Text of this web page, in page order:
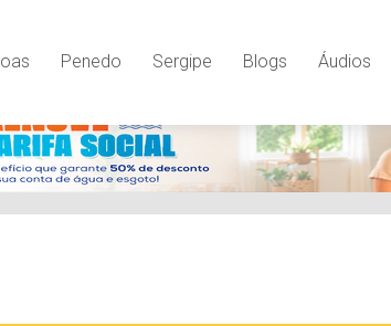
Penedo Sergipe Blogs Áudios